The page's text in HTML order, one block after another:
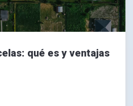
qué es y ventajas